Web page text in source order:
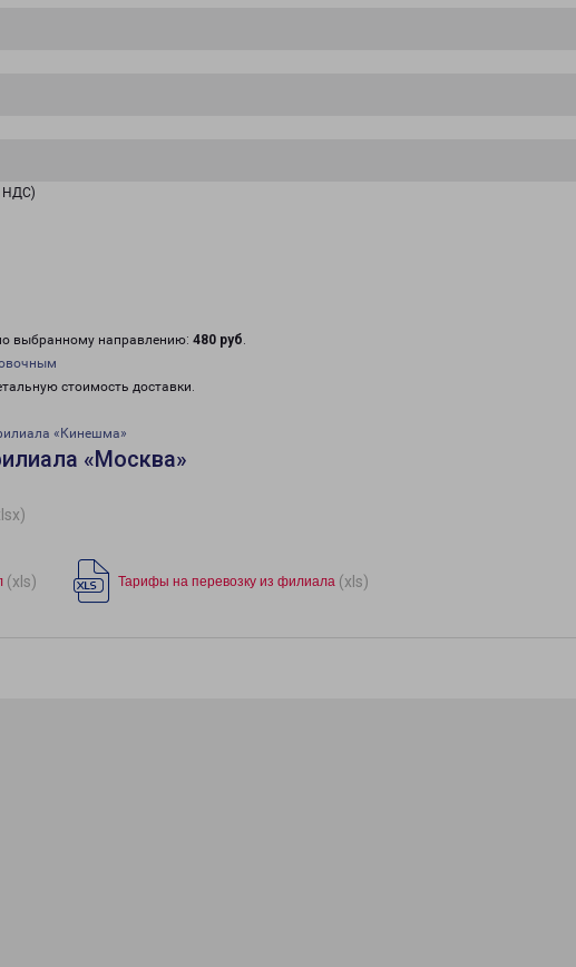
НДС)
выбранному направлению: 480 руб.
стоимость доставки.
«Кинешма»
«Москва»
(xls) Тарифы на перевозку из филиала (xls)